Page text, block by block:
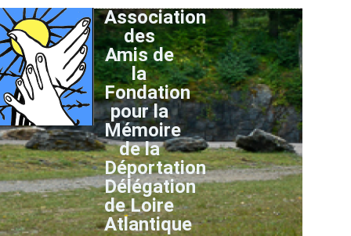
Association
des
Amis de
la
Fondation
pour la
Mémoire
de la
Déportation
Délégation
de Loire
Atlantique